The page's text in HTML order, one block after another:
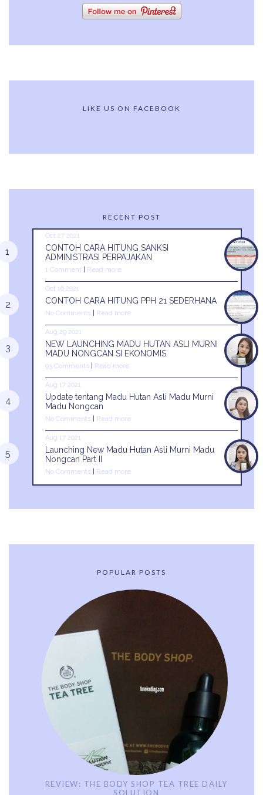
LIKE US ON FACEBOOK
RECENT POST
Oct 27 2021
CONTOH CARA HITUNG SANKSI
ADMINISTRASI PERPAJAKAN
1 Comment Read more
Oct 16 2021
CONTOH CARA HITUNG PPH 21 SEDERHANA
No Comments Read more
Aug 29 2021
NEW LAUNCHING MADU HUTAN ASLI MURNI
MADU NONGCAN SI EKONOMIS
93 Comments Read more
Aug 17 2021
Update tentang Madu Hutan Asli Madu Murni
Madu Nongcan
No Comments Read more
Aug 17 2021
Launching New Madu Hutan Asli Murni Madu
Nongcan Part II
No Comments Read more
POPULAR POSTS
REVIEW: THE BODY SHOP TEA TREE DAILY
SOLUTION